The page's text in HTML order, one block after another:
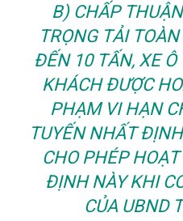
B) CHẤP
TRỌNG TẢI
ĐẾN 10 TẤN, XE
KHÁCH ĐƯỢC
PHẠM VI HẠN
TUYẾN NHẤT
CHO PHÉP
ĐỊNH NÀY KHI
CỦA UBND